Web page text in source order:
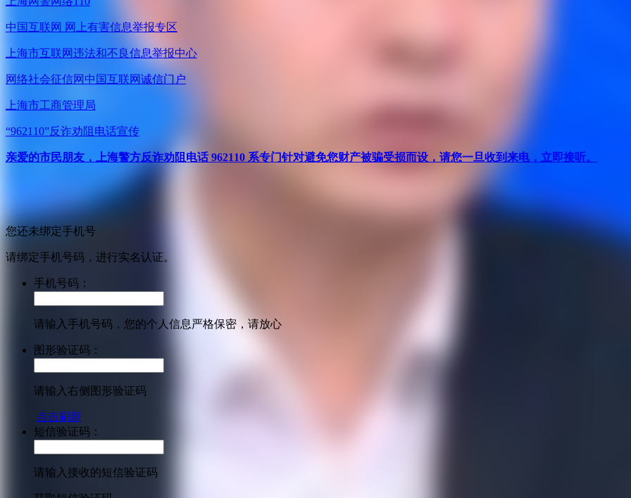
中国互联网 网上有害信息举报专区
上海市互联网违法和不良信息举报中心
网络社会征信网 中国互联网诚信门户
上海市工商管理局
“962110”反诈劝阻电话宣传
亲爱的市民朋友，上海警方反诈劝阻电话 962110 系专门针对避免您财产被骗受损而设，请您一旦收到来电，立即接听。
您还未绑定手机号
请绑定手机号码，进行实名认证。
手机号码：
请输入手机号码，您的个人信息严格保密，请放心
图形验证码：
请输入右侧图形验证码
点击刷新
短信验证码：
请输入接收的短信验证码